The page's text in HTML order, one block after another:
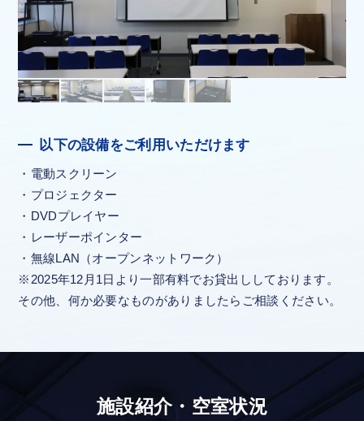
以下の設備をご利用いただけます
電動スクリーン
プロジェクター
DVDプレイヤー
レーザーポインター
無線LAN（オープンネットワーク）
※2025年12月1日より一部有料でお貸出ししております。
その他、何か必要なものがありましたらご相談ください。
施設紹介・空室状況